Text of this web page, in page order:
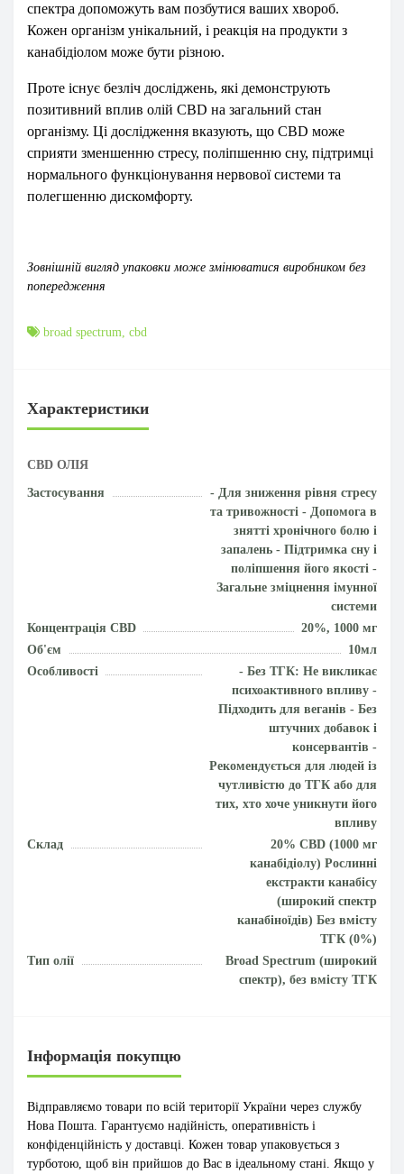
спектра допоможуть вам позбутися ваших хвороб.
Кожен організм унікальний, і реакція на продукти з
канабідіолом може бути різною.
Проте існує безліч досліджень, які демонструють
позитивний вплив олій CBD на загальний стан
організму. Ці дослідження вказують, що CBD може
сприяти зменшенню стресу, поліпшенню сну, підтримці
нормального функціонування нервової системи та
полегшенню дискомфорту.
Зовнішній вигляд упаковки може змінюватися виробником без
попередження
broad spectrum, cbd
Характеристики
CBD ОЛІЯ
Застосування
- Для зниження рівня стресу
та тривожності - Допомога в
знятті хронічного болю і
запалень - Підтримка сну і
поліпшення його якості -
Загальне зміцнення імунної
системи
Концентрація CBD
20%, 1000 мг
Об'єм
10мл
Особливості
- Без ТГК: Не викликає
психоактивного впливу -
Підходить для веганів - Без
штучних добавок і
консервантів -
Рекомендується для людей із
чутливістю до ТГК або для
тих, хто хоче уникнути його
впливу
Склад
20% CBD (1000 мг
канабідіолу) Рослинні
екстракти канабісу
(широкий спектр
канабіноїдів) Без вмісту
ТГК (0%)
Тип олії
Broad Spectrum (широкий
спектр), без вмісту ТГК
Інформація покупцю
Відправляємо товари по всій території України через службу
Нова Пошта. Гарантуємо надійність, оперативність і
конфіденційність у доставці. Кожен товар упаковується з
турботою, щоб він прийшов до Вас в ідеальному стані. Якщо у